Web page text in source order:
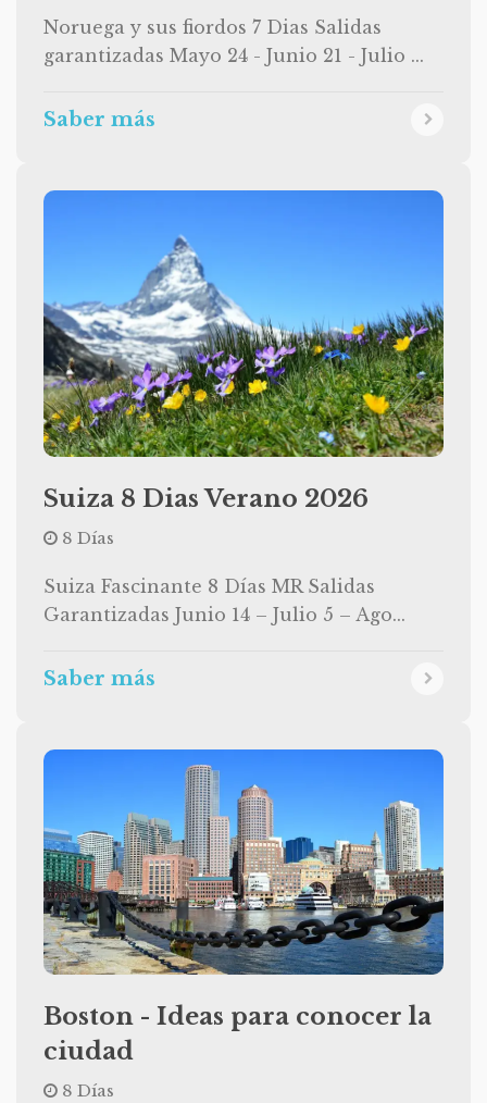
Noruega y sus fiordos 7 Dias Salidas
garantizadas Mayo 24 - Junio 21 - Julio ...
Saber más
Suiza 8 Dias Verano 2026
8 Días
Suiza Fascinante 8 Días MR Salidas
Garantizadas Junio 14 – Julio 5 – Ago...
Saber más
Boston - Ideas para conocer la
ciudad
8 Días